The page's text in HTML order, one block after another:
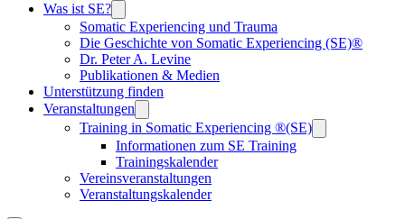
Was ist SE?
Somatic Experiencing und Trauma
Die Geschichte von Somatic Experiencing (SE)®
Dr. Peter A. Levine
Publikationen & Medien
Unterstützung finden
Veranstaltungen
Training in Somatic Experiencing ®(SE)
Informationen zum SE Training
Trainingskalender
Vereinsveranstaltungen
Veranstaltungskalender